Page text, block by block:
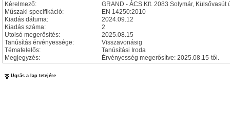
Kérelmező:
GRAND - ÁCS Kft. 2083 Solymár, Külsővasút
Műszaki specifikáció:
EN 14250:2010
Kiadás dátuma:
2024.09.12
Kiadás száma:
2
Utolsó megerősítés:
2025.08.15
Tanúsítás érvényessége:
Visszavonásig
Témafelelős:
Tanúsítási Iroda
Megjegyzés:
Érvényesség megerősítve: 2025.08.15-től.
Ugrás a lap tetejére